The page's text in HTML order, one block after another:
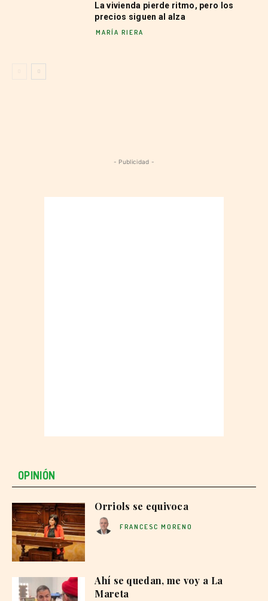
La vivienda pierde ritmo, pero los
precios siguen al alza
MARÍA RIERA
- Publicidad -
OPINIÓN
Orriols se equivoca
FRANCESC MORENO
Ahí se quedan, me voy a La
Mareta